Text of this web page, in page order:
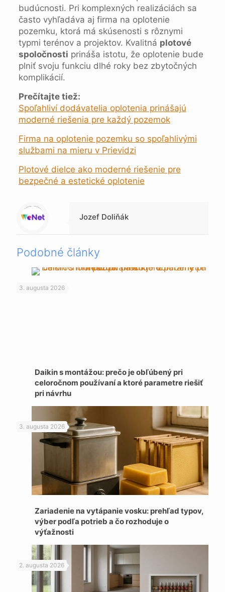
budúcnosti. Pri komplexných realizáciách sa
často vyhľadáva aj firma na oplotenie
pozemku, ktorá má skúsenosti s rôznymi
typmi terénov a projektov. Kvalitná plotové
spoločnosti prináša istotu, že oplotenie bude
plniť svoju funkciu dlhé roky bez zbytočných
komplikácií.
Prečítajte tiež:
Spoľahliví dodávatelia oplotenia prinášajú
moderné riešenia pre každý pozemok
Firma na oplotenie pozemku so spoľahlivými
službami na mieru v Prievidzi
Plotové dielce ako moderné riešenie pre
bezpečné a estetické oplotenie
Warning
: Trying to access array offset on null in
/data/1/4/149a9a91-3acc-4306-8eec-62104a76cbc2/skica.online/web/wp-content/themes/betheme-child/includes/content-single.php
on line
286
Jozef Doliňák
Podobné články
3. augusta 2026
Daikin s montážou: prečo je obľúbený pri
celoročnom používaní a ktoré parametre riešiť
pri návrhu
3. augusta 2026
Zariadenie na vytápanie vosku: prehľad typov,
výber podľa potrieb a čo rozhoduje o
výťažnosti
2. augusta 2026